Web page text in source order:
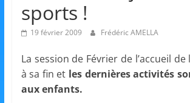
et
sports !
19 février 2009 Frédéric AMELLA
La session de Février de l’accueil
à sa fin et les dernières activités
aux enfants.